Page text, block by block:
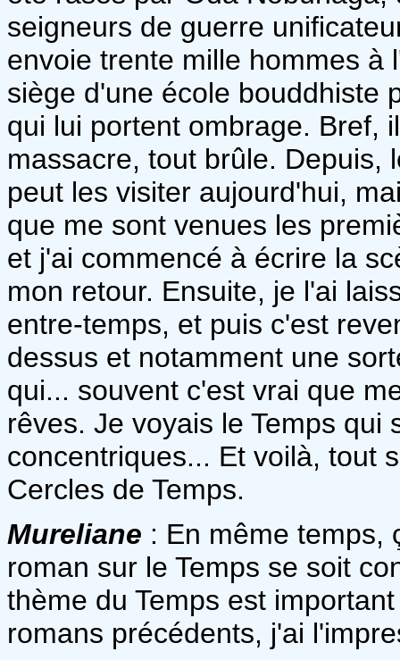
seigneurs de guerre
envoie trente mille hommes à
siège d'une école bouddhiste
qui lui portent ombrage. Bref,
massacre, tout brûle. Depuis,
peut les visiter aujourd'hui,
que me sont venues les
et j'ai commencé à écrire la
mon retour. Ensuite, je l'ai
entre-temps, et puis c'est
dessus et notamment une
qui... souvent c'est vrai que
rêves. Je voyais le Temps
concentriques... Et voilà, tout
Cercles de Temps.
Mureliane : En même temps,
roman sur le Temps se soit
thème du Temps est
romans précédents, j'ai